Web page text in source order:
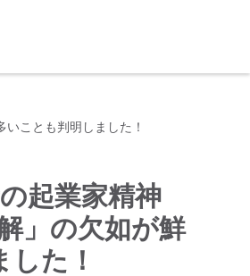
ことも判明しました！
起業家精神
」の欠如が鮮
た！